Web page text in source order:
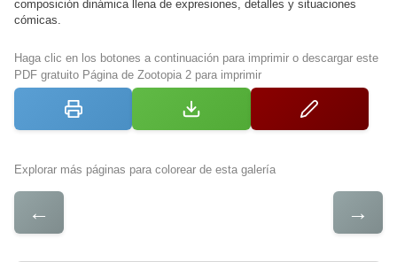
composición dinámica llena de expresiones, detalles y situaciones
cómicas.
Haga clic en los botones a continuación para imprimir o descargar este
PDF gratuito Página de Zootopia 2 para imprimir
Explorar más páginas para colorear de esta galería
← →